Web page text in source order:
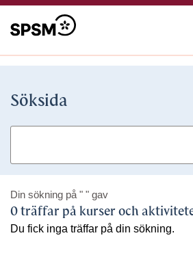
Söksida
Din sökning på " " gav
0 träffar på kurser och
Du fick inga träffar på din sökning.